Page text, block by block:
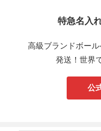
特急名入
高級ブランドボー
発送！世界
公